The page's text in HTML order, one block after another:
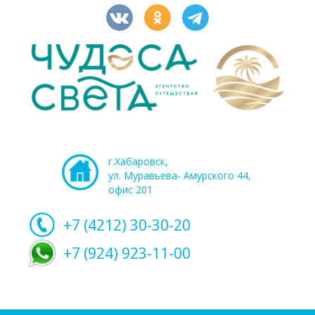
г.Хабаровск,
ул. Муравьева- Амурского 44,
офис 201
+7 (4212) 30-30-20
+7 (924) 923-11-00